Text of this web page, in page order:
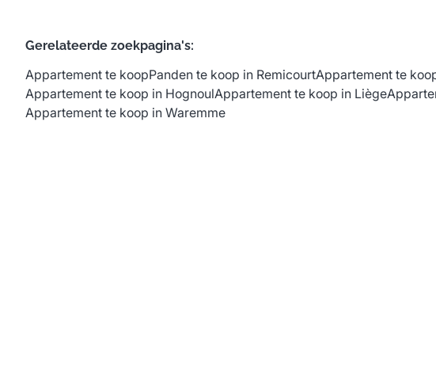
Gerelateerde zoekpagina's:
Appartement te koopPanden te koop in RemicourtAppartement te
Appartement te koop in HognoulAppartement te koop in Liège
Appartement te koop in Waremme